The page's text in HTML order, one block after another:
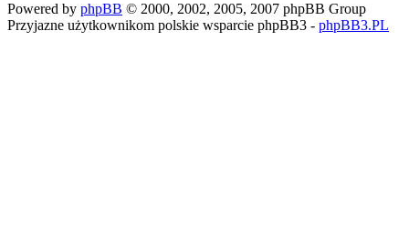
Powered by phpBB © 2000, 2002, 2005, 2007 phpBB Group
Przyjazne użytkownikom polskie wsparcie phpBB3 - phpBB3.PL